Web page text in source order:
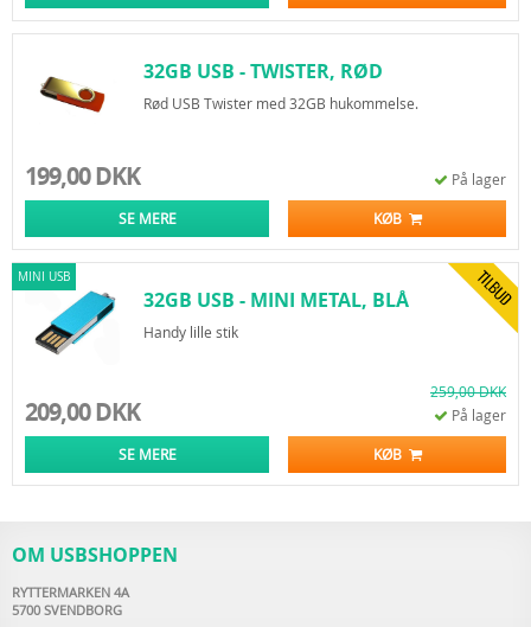
32GB USB - TWISTER, RØD
Rød USB Twister med 32GB hukommelse.
199,00 DKK På lager
SE MERE KØB
MINI USB
32GB USB - MINI METAL, BLÅ
Handy lille stik
209,00 DKK
259,00 DKK
På lager
SE MERE KØB
OM USBSHOPPEN
RYTTERMARKEN 4A
5700 SVENDBORG